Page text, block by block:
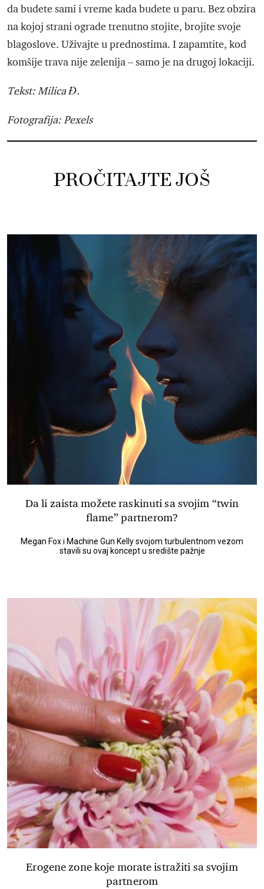
da budete sami i vreme kada budete u paru. Bez obzira
na kojoj strani ograde trenutno stojite, brojite svoje
blagoslove. Uživajte u prednostima. I zapamtite, kod
komšije trava nije zelenija – samo je na drugoj lokaciji.
Tekst: Milica Đ.
Fotografija: Pexels
PROČITAJTE JOŠ
Da li zaista možete raskinuti sa svojim “twin
flame” partnerom?
Megan Fox i Machine Gun Kelly svojom turbulentnom vezom
stavili su ovaj koncept u središte pažnje
Erogene zone koje morate istražiti sa svojim
partnerom